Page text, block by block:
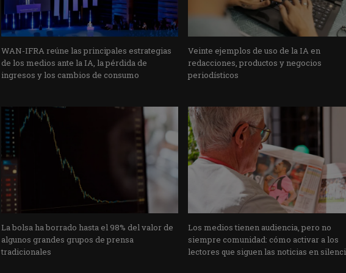
WAN-IFRA reúne las principales estrategias
de los medios ante la IA, la pérdida de
ingresos y los cambios de consumo
Veinte ejemplos de uso de la IA en
redacciones, productos y negocios
periodísticos
La bolsa ha borrado hasta el 98% del valor de
algunos grandes grupos de prensa
tradicionales
Los medios tienen audiencia, pero no
siempre comunidad: cómo activar a los
lectores que siguen las noticias en